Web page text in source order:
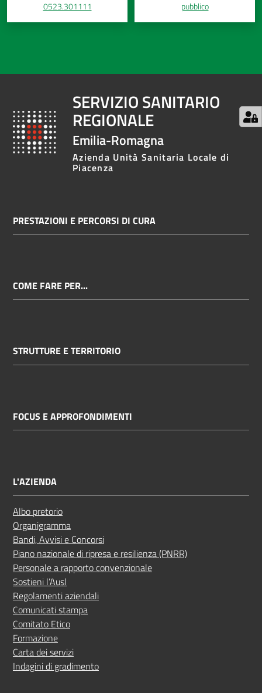
0523.301111
pubblico
SERVIZIO SANITARIO
REGIONALE
Emilia-Romagna
Azienda Unità Sanitaria Locale di
Piacenza
PRESTAZIONI E PERCORSI DI CURA
COME FARE PER...
STRUTTURE E TERRITORIO
FOCUS E APPROFONDIMENTI
L'AZIENDA
Albo pretorio
Organigramma
Bandi, Avvisi e Concorsi
Piano nazionale di ripresa e resilienza (PNRR)
Personale a rapporto convenzionale
Sostieni l’Ausl
Regolamenti aziendali
Comunicati stampa
Comitato Etico
Formazione
Carta dei servizi
Indagini di gradimento